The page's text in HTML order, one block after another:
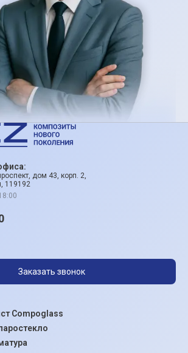
дом 43, корп. 2,
119192
Compoglass
Заказать звонок